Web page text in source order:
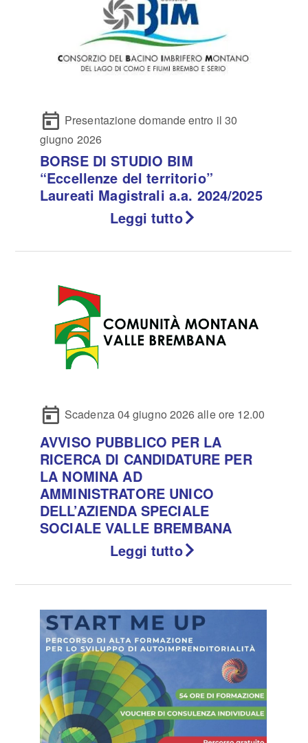
Presentazione domande entro il 30
giugno 2026
BORSE DI STUDIO BIM
“Eccellenze del territorio”
Laureati Magistrali a.a. 2024/2025
Leggi tutto
Scadenza 04 giugno 2026 alle ore 12.00
AVVISO PUBBLICO PER LA
RICERCA DI CANDIDATURE PER
LA NOMINA AD
AMMINISTRATORE UNICO
DELL’AZIENDA SPECIALE
SOCIALE VALLE BREMBANA
Leggi tutto